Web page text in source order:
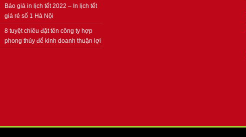
Báo giá in lịch tết 2022 – In lịch tết
giá rẻ số 1 Hà Nội
8 tuyệt chiêu đặt tên công ty hợp
phong thủy để kinh doanh thuận lợi